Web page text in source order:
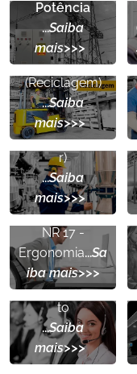
Potência
...Saiba
mais>>>
Armazenamen
to e Manuseio
de Materiais
(Reciclagem)
...Saiba
mais>>>
NR 13-
Segurança na
Operação de
Caldeiras
(Online
Complementa
r)
...Saiba
mais>>>
NR 17 -
Ergonomia...Sa
iba mais>>>
NR 17-
Trabalho em
Teleatendimen
to
...Saiba
mais>>>
NR 20-
Inflamáveis e